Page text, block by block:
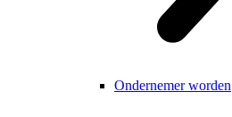
Ondernemer worden